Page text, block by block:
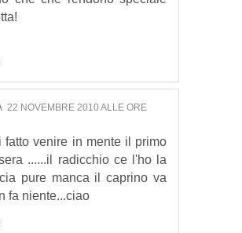
22 NOVEMBRE 2010 ALLE ORE
fatto venire in mente il primo
......il radicchio ce l'ho la
pure manca il caprino va
fa niente...ciao